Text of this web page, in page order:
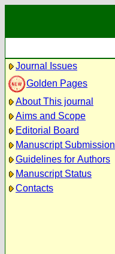
Journal Issues
Golden Pages
About This journal
Aims and Scope
Editorial Board
Manuscript Submission
Guidelines for Authors
Manuscript Status
Contacts